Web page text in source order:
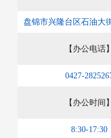
盘锦市兴隆台区石油大
【办公电话】
0427-
【办公时间】
8:30-17:30